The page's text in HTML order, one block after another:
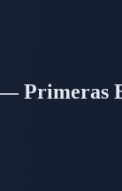
Primeras